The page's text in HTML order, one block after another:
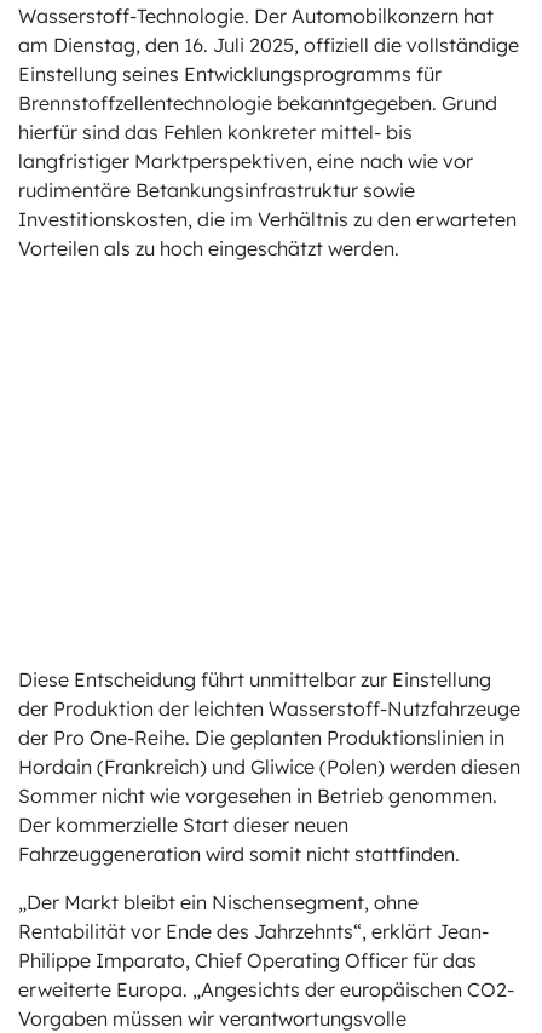
Wasserstoff-Technologie. Der Automobilkonzern hat
am Dienstag, den 16. Juli 2025, offiziell die vollständige
Einstellung seines Entwicklungsprogramms für
Brennstoffzellentechnologie bekanntgegeben. Grund
hierfür sind das Fehlen konkreter mittel- bis
langfristiger Marktperspektiven, eine nach wie vor
rudimentäre Betankungsinfrastruktur sowie
Investitionskosten, die im Verhältnis zu den erwarteten
Vorteilen als zu hoch eingeschätzt werden.
Diese Entscheidung führt unmittelbar zur Einstellung
der Produktion der leichten Wasserstoff-Nutzfahrzeuge
der Pro One-Reihe. Die geplanten Produktionslinien in
Hordain (Frankreich) und Gliwice (Polen) werden diesen
Sommer nicht wie vorgesehen in Betrieb genommen.
Der kommerzielle Start dieser neuen
Fahrzeuggeneration wird somit nicht stattfinden.
„Der Markt bleibt ein Nischensegment, ohne
Rentabilität vor Ende des Jahrzehnts“, erklärt Jean-
Philippe Imparato, Chief Operating Officer für das
erweiterte Europa. „Angesichts der europäischen CO2-
Vorgaben müssen wir verantwortungsvolle